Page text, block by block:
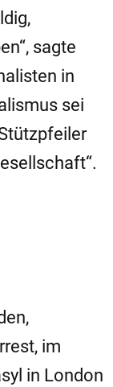
sagte
in
sei
im
in London